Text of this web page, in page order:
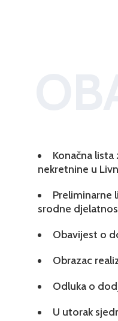
Konačna
nekretnine u
Preliminarne
srodne
Obavijest o
Obrazac
Odluka o
U utorak